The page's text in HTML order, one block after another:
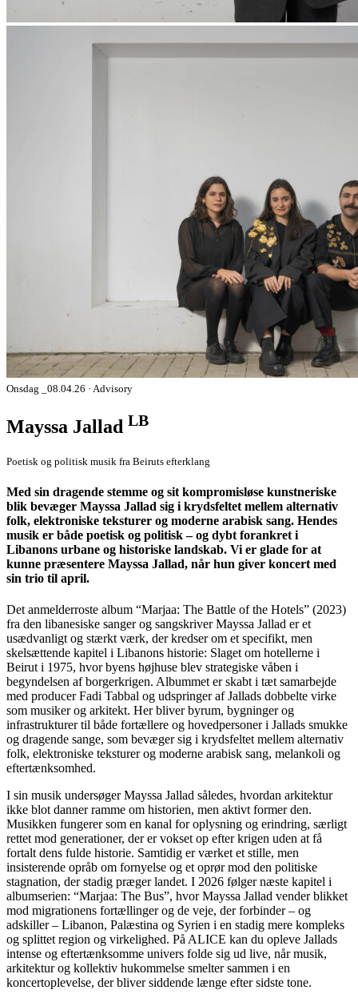
Onsdag _08.04.26 · Advisory
Mayssa Jallad LB
Poetisk og politisk musik fra Beiruts efterklang
Med sin dragende stemme og sit kompromisløse kunstneriske
blik bevæger Mayssa Jallad sig i krydsfeltet mellem alternativ
folk, elektroniske teksturer og moderne arabisk sang. Hendes
musik er både poetisk og politisk – og dybt forankret i
Libanons urbane og historiske landskab. Vi er glade for at
kunne præsentere Mayssa Jallad, når hun giver koncert med
sin trio til april.
Det anmelderroste album “Marjaa: The Battle of the Hotels” (2023)
fra den libanesiske sanger og sangskriver Mayssa Jallad er et
usædvanligt og stærkt værk, der kredser om et specifikt, men
skelsættende kapitel i Libanons historie: Slaget om hotellerne i
Beirut i 1975, hvor byens højhuse blev strategiske våben i
begyndelsen af borgerkrigen. Albummet er skabt i tæt samarbejde
med producer Fadi Tabbal og udspringer af Jallads dobbelte virke
som musiker og arkitekt. Her bliver byrum, bygninger og
infrastrukturer til både fortællere og hovedpersoner i Jallads smukke
og dragende sange, som bevæger sig i krydsfeltet mellem alternativ
folk, elektroniske teksturer og moderne arabisk sang, melankoli og
eftertænksomhed.
I sin musik undersøger Mayssa Jallad således, hvordan arkitektur
ikke blot danner ramme om historien, men aktivt former den.
Musikken fungerer som en kanal for oplysning og erindring, særligt
rettet mod generationer, der er vokset op efter krigen uden at få
fortalt dens fulde historie. Samtidig er værket et stille, men
insisterende opråb om fornyelse og et oprør mod den politiske
stagnation, der stadig præger landet. I 2026 følger næste kapitel i
albumserien: “Marjaa: The Bus”, hvor Mayssa Jallad vender blikket
mod migrationens fortællinger og de veje, der forbinder – og
adskiller – Libanon, Palæstina og Syrien i en stadig mere kompleks
og splittet region og virkelighed. På ALICE kan du opleve Jallads
intense og eftertænksomme univers folde sig ud live, når musik,
arkitektur og kollektiv hukommelse smelter sammen i en
koncertoplevelse, der bliver siddende længe efter sidste tone.